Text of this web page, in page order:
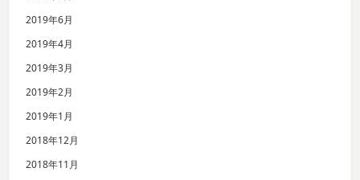
2019年6月
2019年4月
2019年3月
2019年2月
2019年1月
2018年12月
2018年11月